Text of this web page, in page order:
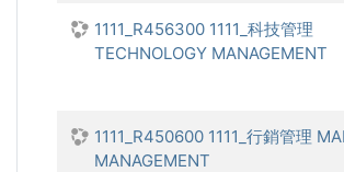
1111_R456300 1111_科技管理
TECHNOLOGY MANAGEMENT
1111_R450600 1111_行銷管理
MANAGEMENT